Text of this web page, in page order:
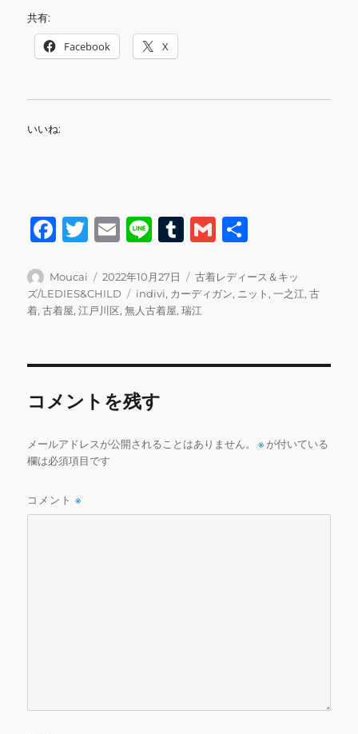
共有:
Facebook X
いいね:
F
c
e
o
k
T
it
te
E
ai
l
Li
e
T
m
bl
G
ai
l
投
稿
者
Moucai
投
稿
日:
2022年10月27日
カ
テ
ゴ
古着レディース＆キッ
ズ/LEDIES&CHILD
タ
グ
indivi, カーディガン, ニット,一之江,古
着,古着屋,江戸川区,無人古着屋,瑞江
コメントを残す
メールアドレスが公開されることはありません。 ※が付いている
欄は必須項目です
コメント※